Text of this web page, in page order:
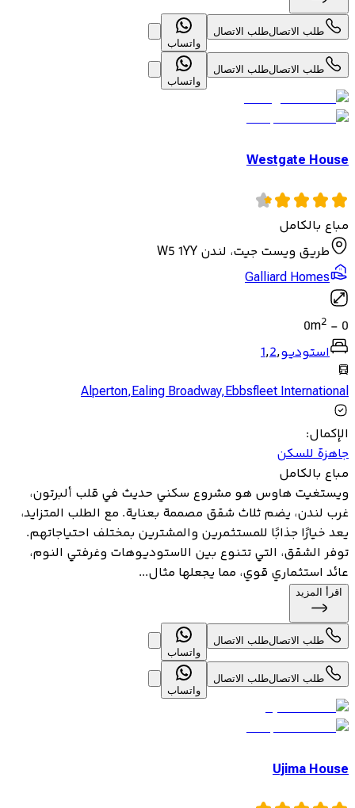
طلب الاتصالطلب الاتصال
واتساب
طلب الاتصالطلب الاتصال
واتساب
Westgate House
مباع بالكامل
طريق ويست جيت، لندن W5 1YY
Galliard Homes
0
-
0m2
استوديو,
1,2
Alperton,Ealing Broadway,Ebbsfleet International
الإكمال:
جاهزة للسكن
مباع بالكامل
ويستغيت هاوس هو مشروع سكني حديث في قلب ألبرتون،
غرب لندن، يضم ثلاث شقق مصممة بعناية. مع الطلب المتزايد،
يعد خيارًا جذابًا للمستثمرين والمشترين بمختلف احتياجاتهم.
توفر الشقق، التي تتنوع بين الاستوديوهات وغرفتي النوم،
عائد استثماري قوي، مما يجعلها مثال...
اقرأ المزيد
طلب الاتصالطلب الاتصال
واتساب
طلب الاتصالطلب الاتصال
واتساب
Ujima House